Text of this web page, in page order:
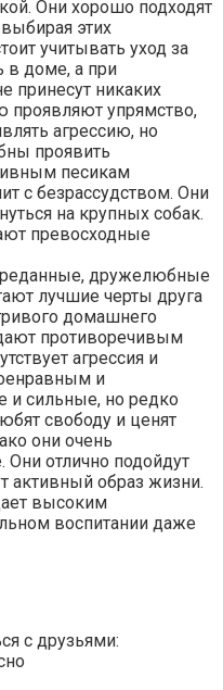
Они хорошо подходят
этих
учитывать уход за
в доме, а при
принесут никаких
проявляют упрямство,
агрессию, но
проявить
песикам
с безрассудством. Они
на крупных собак.
превосходные
дружелюбные
лучшие черты друга
домашнего
противоречивым
агрессия и
и
сильные, но редко
свободу и ценят
они очень
отлично подойдут
активный образ жизни.
высоким
воспитании даже
с друзьями: